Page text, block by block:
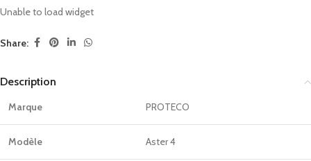
Unable to load widget
Share:
Description
Marque PROTECO
Modèle Aster 4